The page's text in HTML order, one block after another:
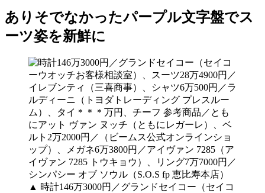
ありそでなかったパープル文字盤でス
ーツ姿を新鮮に
▲ 時計146万3000円／グランドセイコー（セイコ